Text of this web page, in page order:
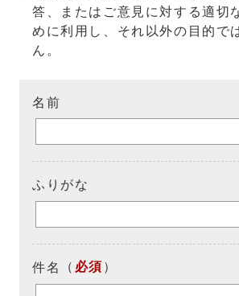
答、またはご意見に対する適切
めに利用し、それ以外の目的で
ん。
名前
ふりがな
件名 （ 必須 ）